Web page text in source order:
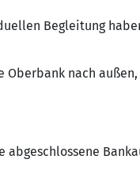
Begleitung
Oberbank nach
abgeschlossene